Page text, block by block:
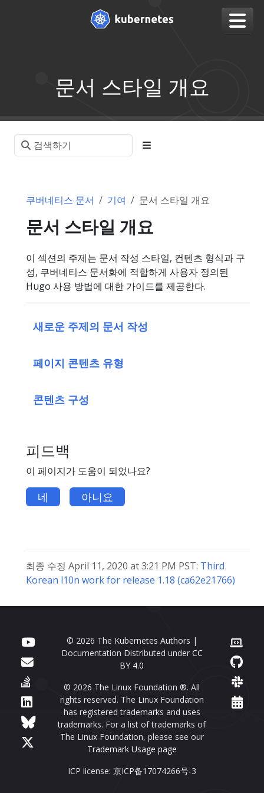
문서 스타일 개요
쿠버네티스 문서 기여 문서 스타일 개요
문서 스타일 개요
이 섹션의 주제는 문서 작성 스타일, 컨텐츠 형식과 구
성, 쿠버네티스 문서화에 적합하게 사용자 정의된
Hugo 사용 방법에 대한 가이드를 제공한다.
새로운 주제의 문서 작성
페이지 콘텐츠 유형
콘텐츠 구성
피드백
이 페이지가 도움이 되었나요?
네 아니요
최종 수정 April 11, 2020 at 3:21 PM PST: Third
Korean l10n work for release 1.18 (ca62e21766)
© 2026 The Kubernetes Authors |
Documentation Distributed under CC
BY 4.0
© 2026 The Linux Foundation ®. All
rights reserved. The Linux Foundation
has registered trademarks and uses
trademarks. For a list of trademarks of
The Linux Foundation, please see our
Trademark Usage page
ICP license: 京ICP备17074266号-3